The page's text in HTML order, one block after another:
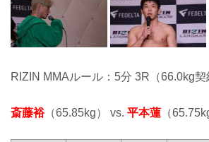
RIZIN MMAルール：5分 3R（66.0kg契
斎藤裕（65.85kg） vs. 平本蓮 （